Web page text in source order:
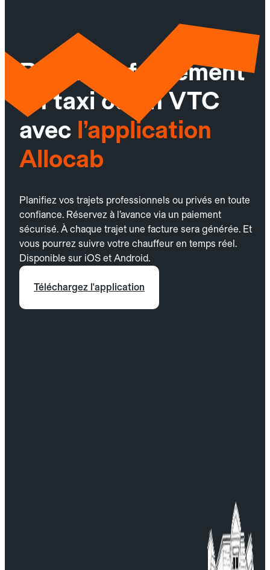
Réservez facilement
un taxi ou un VTC
avec l’application
Allocab
Planifiez vos trajets professionnels ou privés en toute
confiance. Réservez à l’avance via un paiement
sécurisé. À chaque trajet une facture sera générée. Et
vous pourrez suivre votre chauffeur en temps réel.
Disponible sur iOS et Android.
Téléchargez l'application